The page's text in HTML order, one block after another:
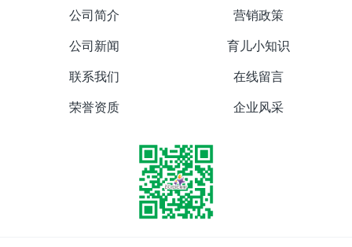
公司简介
营销政策
公司新闻
育儿小知识
联系我们
在线留言
荣誉资质
企业风采